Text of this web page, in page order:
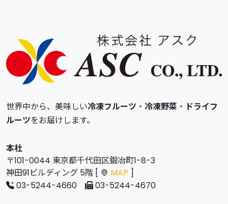
世界中から、美味しい冷凍フルーツ ・ 冷凍野菜 ・ ドライフ
ルーツをお届けします。
本社
〒101-0044 東京都千代田区鍛冶町1-8-3
神田91ビルディング 5階 [
MAP ]
03-5244-4660
03-5244-4670